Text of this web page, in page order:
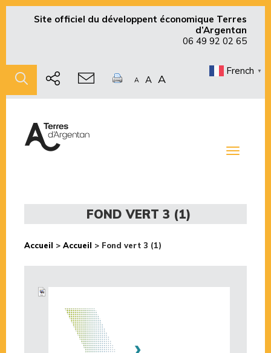
Site officiel du développent économique Terres
d’Argentan
06 49 92 02 65
A A A
French ▼
Toggle
FOND VERT 3 (1)
Accueil > Accueil > Fond vert 3 (1)